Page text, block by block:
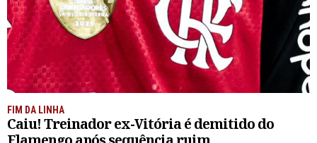
FIM DA LINHA
Caiu! Treinador ex-Vitória é demitido do